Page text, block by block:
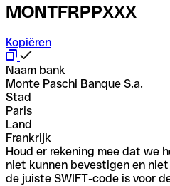
MONTFRPPXXX
Kopiëren
Naam bank
Monte Paschi Banque S.a.
Stad
Paris
Land
Frankrijk
Houd er rekening mee dat we
niet kunnen bevestigen en
de juiste SWIFT-code is voor